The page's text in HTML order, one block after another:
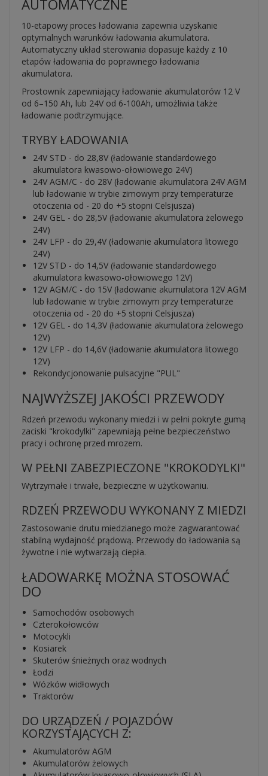
AUTOMATYCZNE
10-etapowy proces ładowania zapewnia uzyskanie
optymalnych warunków ładowania akumulatora.
Automatyczny układ sterowania dopasuje każdy z 10
etapów ładowania do poprawnego ładowania
akumulatora.
Prostownik zapewniający ładowanie akumulatorów 12 V
od 6–150 Ah, lub 24V od 6-100Ah, umożliwia także
ładowanie podtrzymujące.
TRYBY ŁADOWANIA
24V STD - do 28,8V (ładowanie standardowego
akumulatora kwasowo-ołowiowego 24V)
24V AGM/C - do 28V (ładowanie akumulatora 24V AGM
lub ładowanie w trybie zimowym przy temperaturze
otoczenia od - 20 do +5 stopni Celsjusza)
24V GEL - do 28,5V (ładowanie akumulatora żelowego
24V)
24V LFP - do 29,4V (ładowanie akumulatora litowego
24V)
12V STD - do 14,5V (ładowanie standardowego
akumulatora kwasowo-ołowiowego 12V)
12V AGM/C - do 15V (ładowanie akumulatora 12V AGM
lub ładowanie w trybie zimowym przy temperaturze
otoczenia od - 20 do +5 stopni Celsjusza)
12V GEL - do 14,3V (ładowanie akumulatora żelowego
12V)
12V LFP - do 14,6V (ładowanie akumulatora litowego
12V)
Rekondycjonowanie pulsacyjne "PUL"
NAJWYŻSZEJ JAKOŚCI PRZEWODY
Rdzeń przewodu wykonany miedzi i w pełni pokryte gumą
zaciski "krokodylki" zapewniają pełne bezpieczeństwo
pracy i ochronę przed mrozem.
W PEŁNI ZABEZPIECZONE "KROKODYLKI"
Wytrzymałe i trwałe, bezpieczne w użytkowaniu.
RDZEŃ PRZEWODU WYKONANY Z MIEDZI
Zastosowanie drutu miedzianego może zagwarantować
stabilną wydajność prądową. Przewody do ładowania są
żywotne i nie wytwarzają ciepła.
ŁADOWARKĘ MOŻNA STOSOWAĆ
DO
Samochodów osobowych
Czterokołowców
Motocykli
Kosiarek
Skuterów śnieżnych oraz wodnych
Łodzi
Wózków widłowych
Traktorów
DO URZĄDZEŃ / POJAZDÓW
KORZYSTAJĄCYCH Z:
Akumulatorów AGM
Akumulatorów żelowych